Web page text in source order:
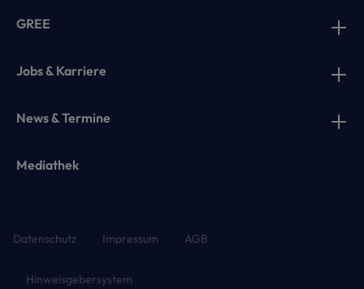
GREE
Jobs & Karriere
News & Termine
Mediathek
Datenschutz Impressum AGB
Hinweisgebersystem